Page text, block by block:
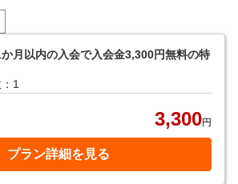
以内の入会で入会金3,300円無料の特
1
3,300円
プラン詳細を見る